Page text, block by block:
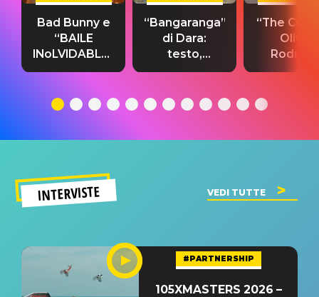
Bad Bunny e
“BAILE
INoLVIDABLE”:
testo,
significato
“Bangaranga”
di Dara:
testo,
traduzione e
del singolo
“The
Olivia
testo,
INTERVISTE VEDI TUTTE
#PARTNERSHIP
105XMASTERS 2026 –